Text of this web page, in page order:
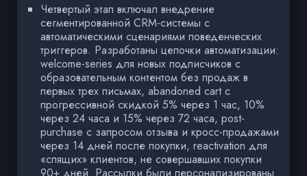
Четвертый этап включал внедрение
сегментированной CRM-системы с
автоматическими сценариями поведенческих
триггеров. Разработаны цепочки автоматизации:
welcome-series для новых подписчиков с
образовательным контентом без продаж в
первых трех письмах, abandoned cart с
прогрессивной скидкой 5% через 1 час, 10%
через 24 часа и 15% через 72 часа, post-
purchase с запросом отзыва и кросс-продажами
через 14 дней после покупки, reactivation для
«спящих» клиентов, не совершавших покупки
90+ дней. Рассылки были персонализированы